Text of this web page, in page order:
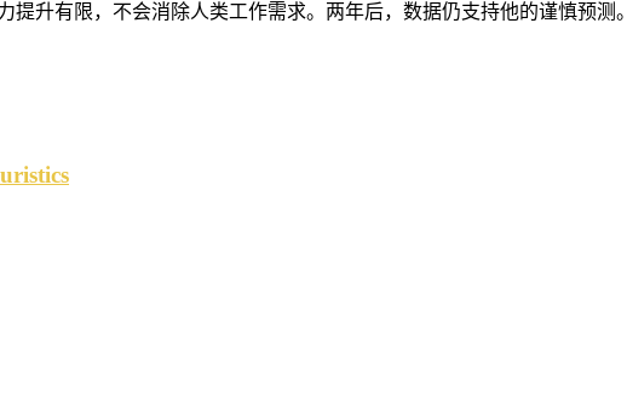
升有限，不会消除人类工作需求。两年后，数据仍支持他的谨慎预测。